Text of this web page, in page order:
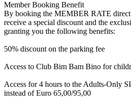
Member Booking Benefit
By booking the MEMBER RATE
receive a special discount and the
granting you the following benefits:
50% discount on the parking fee
Access to Club Bim Bam Bino for
Access for 4 hours to the Adults-Only
instead of Euro 65,00/95,00